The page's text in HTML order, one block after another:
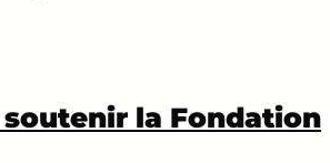
la Fondation